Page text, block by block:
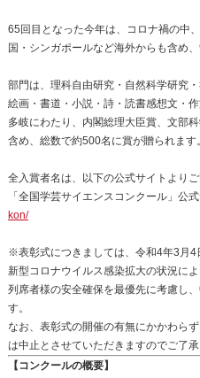
65回目となった今年は、コロナ禍の中
国・シンガポールなど海外からも含め
部門は、理科自由研究・自然科学研究
絵画・書道・小説・詩・読書感想文・
多岐にわたり、内閣総理大臣賞、文部
含め、総数で約500名に賞が贈られます。
全入賞者名は、以下の公式サイトよりご
「全国学芸サイエンスコンクール」公式
kon/
※表彰式につきましては、令和4年3月4
新型コロナウイルス感染拡大の状況に
列席者様の安全確保を最優先に考慮し
す。
なお、表彰式の開催の有無にかかわら
は中止とさせていただきますのでご了承
【コンクールの概要】